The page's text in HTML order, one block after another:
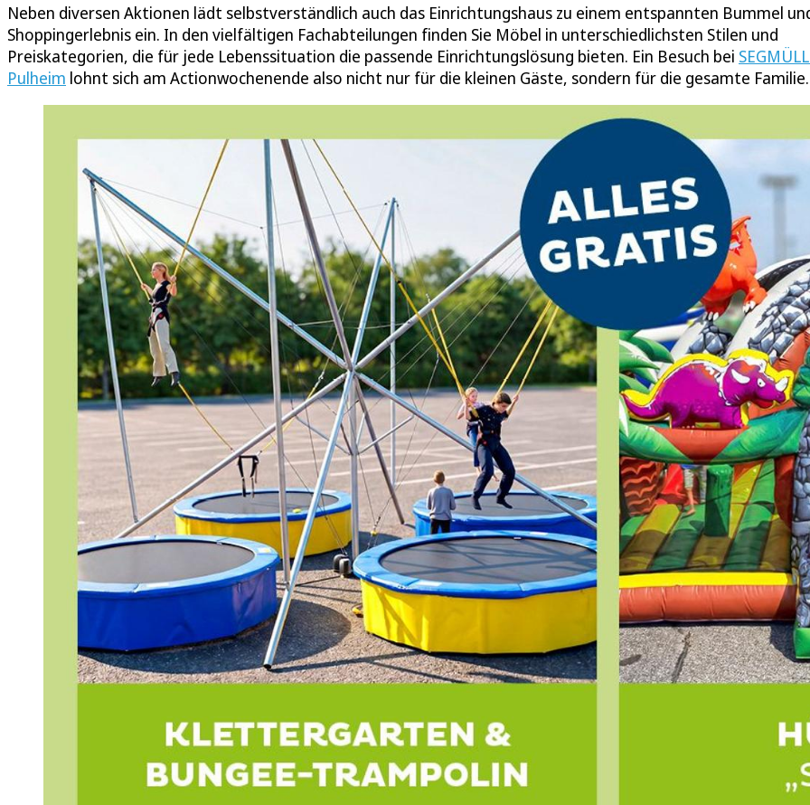
Neben diversen Aktionen lädt selbstverständlich auch das Einrichtungshaus zu einem entspannten Bummel
Shoppingerlebnis ein. In den vielfältigen Fachabteilungen finden Sie Möbel in unterschiedlichsten Stilen und
Preiskategorien, die für jede Lebenssituation die passende Einrichtungslösung bieten. Ein Besuch bei
Pulheim lohnt sich am Actionwochenende also nicht nur für die kleinen Gäste, sondern für die gesamte Familie.